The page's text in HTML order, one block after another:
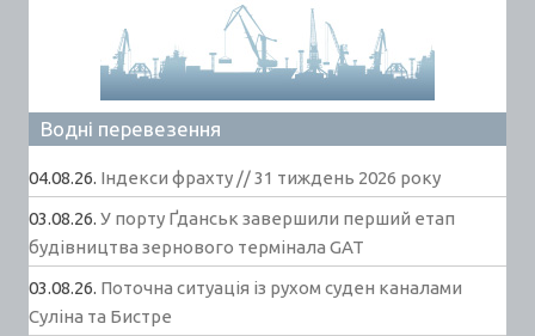
Водні перевезення
04.08.26. Індекси фрахту // 31 тиждень 2026 року
03.08.26. У порту Ґданськ завершили перший етап
будівництва зернового термінала GAT
03.08.26. Поточна ситуація із рухом суден каналами
Суліна та Бистре